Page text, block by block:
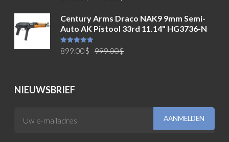
was:
749.00$.
is:
699.00$.
Century Arms Draco NAK9 9mm Semi-
Auto AK Pistool 33rd 11.14" HG3736-N
Waardering
5.00uit 5 999.00$
899.00$
NIEUWSBRIEF